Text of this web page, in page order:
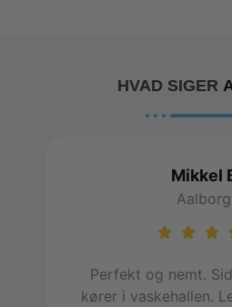
HVAD SIGER
Mikkel
Aalborg
Perfekt og nemt.
kører i vaskehallen.